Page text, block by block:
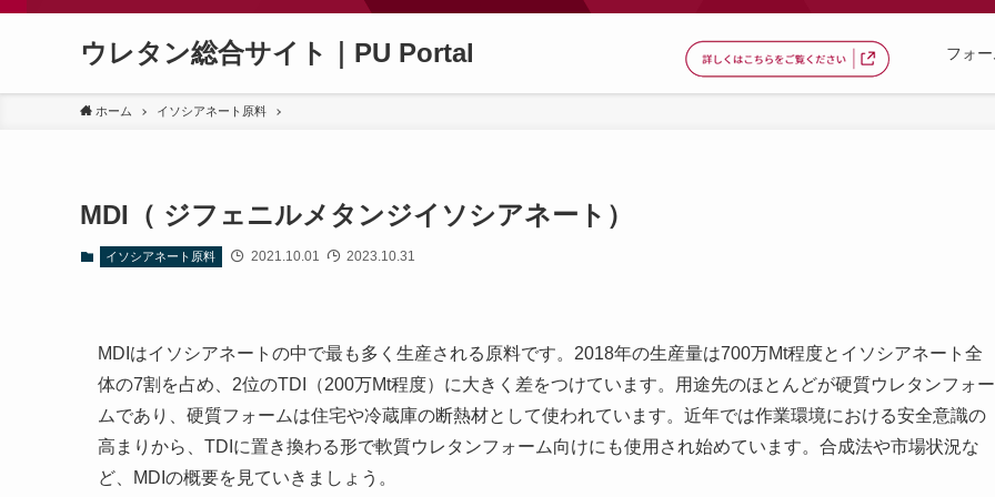
ウレタン総合サイト｜PU Portal フォ
ホーム イソシアネート原料
MDI（ ジフェニルメタンジイソシアネート）
イソシアネート原料 2021.10.01 2023.10.31
MDIはイソシアネートの中で最も多く生産される原料です。2018年の生産量は700万Mt程度とイソシアネート全
体の7割を占め、2位のTDI（200万Mt程度）に大きく差をつけています。用途先のほとんどが硬質ウレタンフォー
ムであり、硬質フォームは住宅や冷蔵庫の断熱材として使われています。近年では作業環境における安全意識の
高まりから、TDIに置き換わる形で軟質ウレタンフォーム向けにも使用され始めています。合成法や市場状況な
ど、MDIの概要を見ていきましょう。